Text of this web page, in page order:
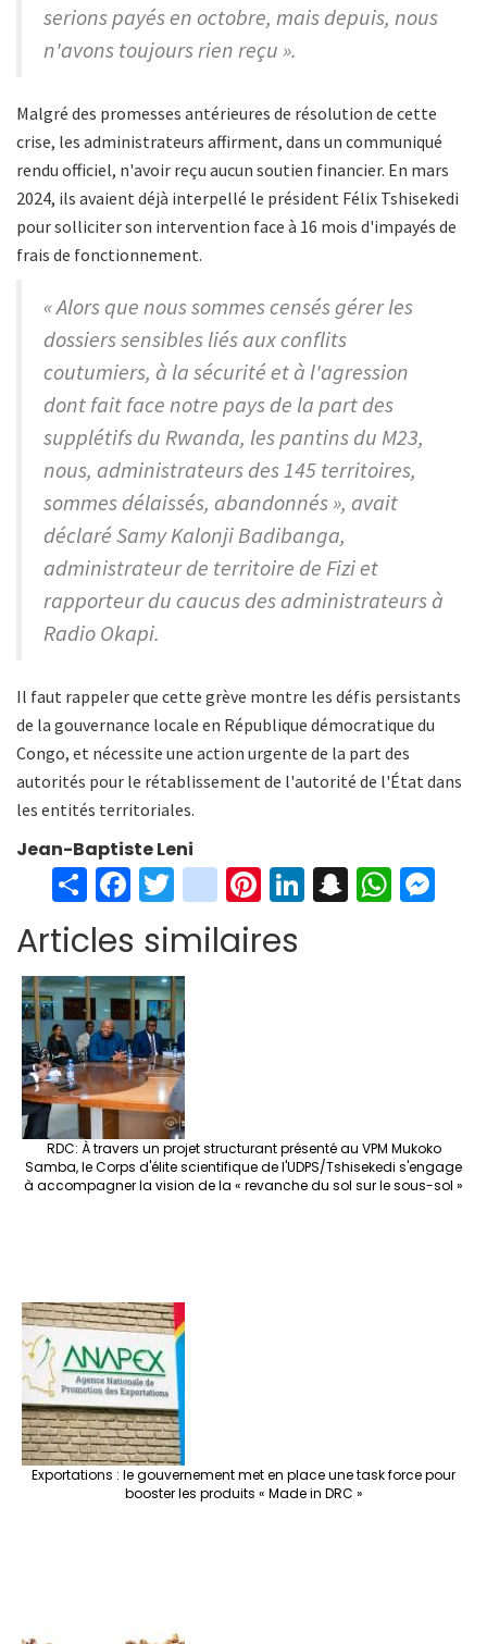
serions payés en octobre, mais depuis, nous
n'avons toujours rien reçu ».
Malgré des promesses antérieures de résolution de cette
crise, les administrateurs affirment, dans un communiqué
rendu officiel, n'avoir reçu aucun soutien financier. En mars
2024, ils avaient déjà interpellé le président Félix Tshisekedi
pour solliciter son intervention face à 16 mois d'impayés de
frais de fonctionnement.
« Alors que nous sommes censés gérer les
dossiers sensibles liés aux conflits
coutumiers, à la sécurité et à l'agression
dont fait face notre pays de la part des
supplétifs du Rwanda, les pantins du M23,
nous, administrateurs des 145 territoires,
sommes délaissés, abandonnés », avait
déclaré Samy Kalonji Badibanga,
administrateur de territoire de Fizi et
rapporteur du caucus des administrateurs à
Radio Okapi.
Il faut rappeler que cette grève montre les défis persistants
de la gouvernance locale en République démocratique du
Congo, et nécessite une action urgente de la part des
autorités pour le rétablissement de l'autorité de l'État dans
les entités territoriales.
Jean-Baptiste Leni
S
h
ar
e
Fa
ce
b
o
o
k
T
wi
tt
er
in
st
ag
Pi
er
Li S W
Articles similaires
RDC: À travers un projet structurant présenté au VPM Mukoko
Samba, le Corps d'élite scientifique de l'UDPS/Tshisekedi s'engage
à accompagner la vision de la « revanche du sol sur le sous-sol »
Exportations : le gouvernement met en place une task force pour
booster les produits « Made in DRC »